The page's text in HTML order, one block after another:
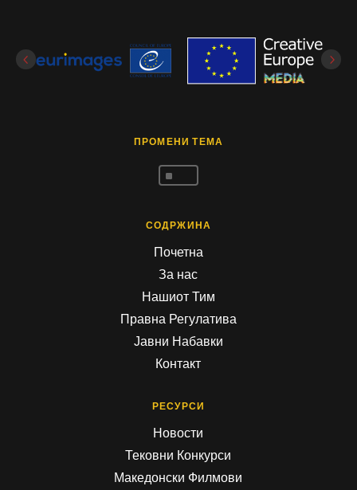
ПРОМЕНИ ТЕМА
^
СОДРЖИНА
Почетна
За нас
Нашиот Тим
Правна Регулатива
Јавни Набавки
Контакт
РЕСУРСИ
Новости
Тековни Конкурси
Македонски Филмови